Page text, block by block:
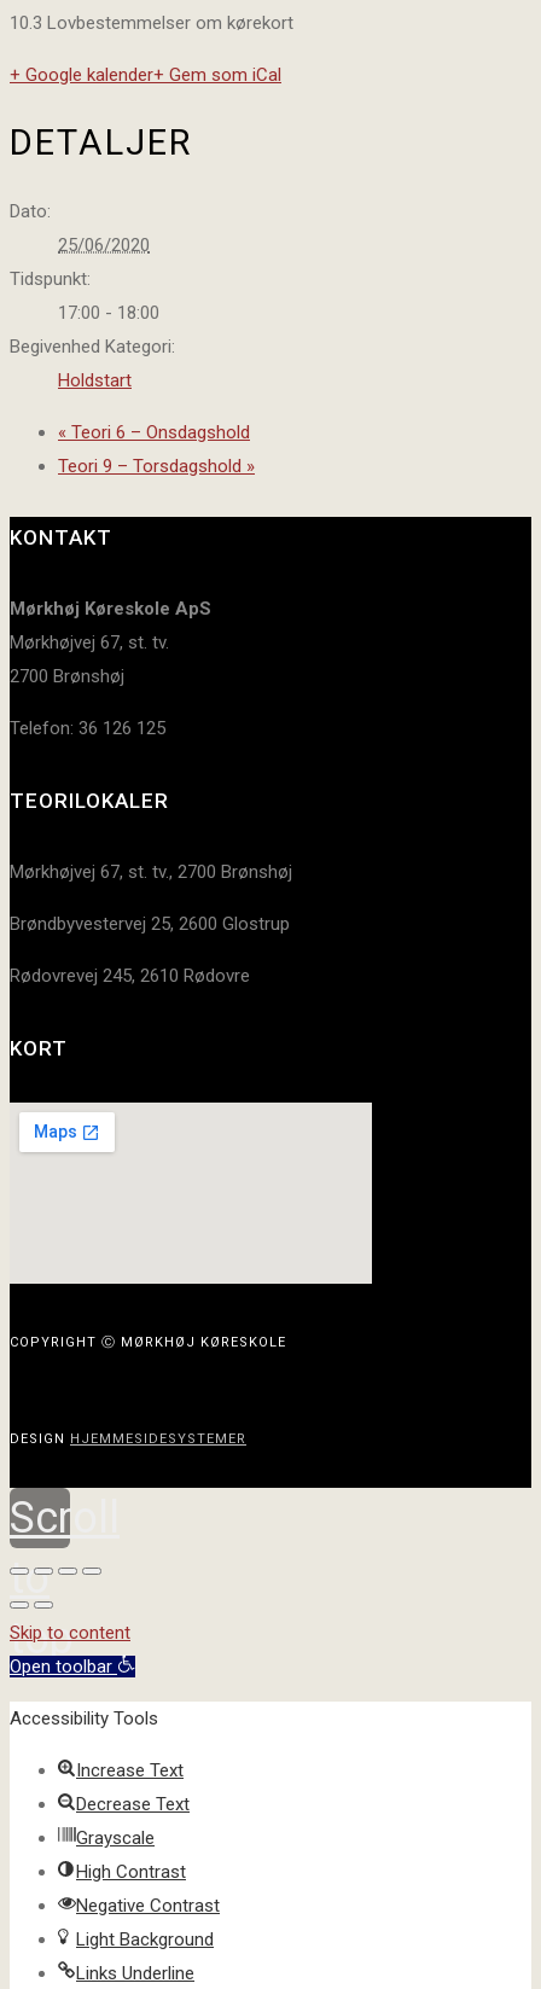
10.3 Lovbestemmelser om kørekort
+ Google kalender+ Gem som iCal
DETALJER
Dato:
25/06/2020
Tidspunkt:
17:00 - 18:00
Begivenhed Kategori:
Holdstart
« Teori 6 – Onsdagshold
Teori 9 – Torsdagshold »
KONTAKT
Mørkhøj Køreskole ApS
Mørkhøjvej 67, st. tv.
2700 Brønshøj
Telefon: 36 126 125
TEORILOKALER
Mørkhøjvej 67, st. tv., 2700 Brønshøj
Brøndbyvestervej 25, 2600 Glostrup
Rødovrevej 245, 2610 Rødovre
KORT
COPYRIGHT Ⓒ MØRKHØJ KØRESKOLE
DESIGN HJEMMESIDESYSTEMER
Scroll
to
top
Skip to content
Open toolbar
Accessibility Tools
Increase Text
Decrease Text
Grayscale
High Contrast
Negative Contrast
Light Background
Links Underline